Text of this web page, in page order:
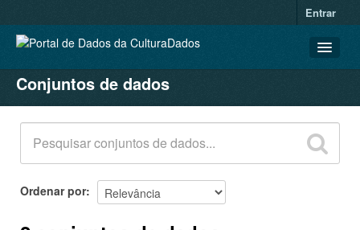
Entrar
CONJUNTOS DE DADOS
ORGANIZAÇÕES
GRUPOS
SOBRE
Conjuntos de dados
Ordenar por